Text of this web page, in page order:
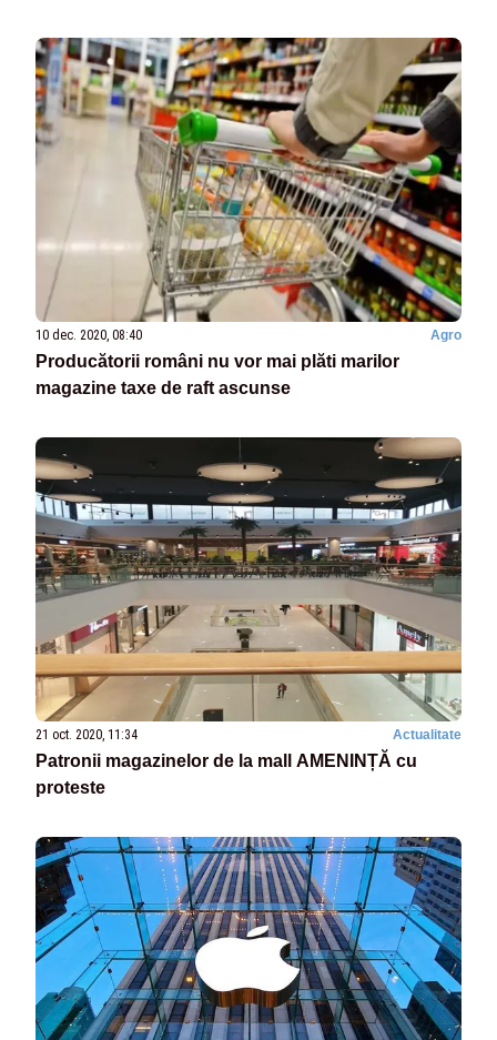
10 dec. 2020, 08:40 Agro
Producătorii români nu vor mai plăti marilor
magazine taxe de raft ascunse
21 oct. 2020, 11:34 Actualitate
Patronii magazinelor de la mall AMENINȚĂ cu
proteste